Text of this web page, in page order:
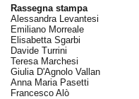
Rassegna stampa
Alessandra Levantesi
Emiliano Morreale
Elisabetta Sgarbi
Davide Turrini
Teresa Marchesi
Giulia D'Agnolo Vallan
Anna Maria Pasetti
Francesco Alò